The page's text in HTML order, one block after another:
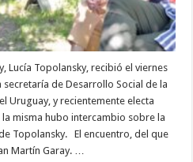
Lucía Topolansky, recibió el viernes
de Desarrollo Social de la
Uruguay, y recientemente electa
misma hubo intercambio sobre la
Topolansky. El encuentro, del que
Martín Garay. …